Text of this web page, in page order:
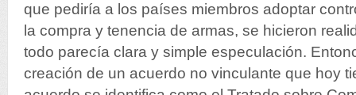
que pediría a los países miembros adoptar
la compra y tenencia de armas, se hicieron
todo parecía clara y simple especulación.
creación de un acuerdo no vinculante que hoy